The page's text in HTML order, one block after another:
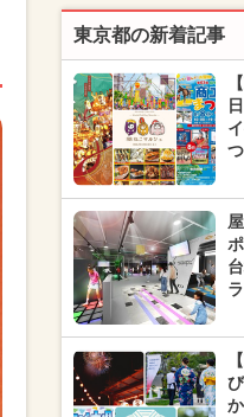
東京都の新着記事